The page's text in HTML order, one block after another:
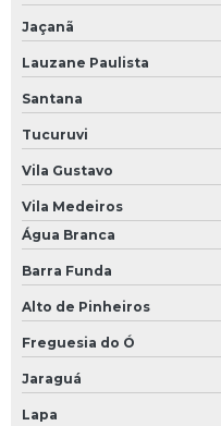
Jaçanã
Lauzane Paulista
Santana
Tucuruvi
Vila Gustavo
Vila Medeiros
Água Branca
Barra Funda
Alto de Pinheiros
Freguesia do Ó
Jaraguá
Lapa